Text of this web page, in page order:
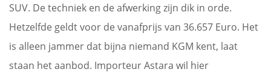
SUV. De techniek en de afwerking zijn dik in orde.
Hetzelfde geldt voor de vanafprijs van 36.657 Euro. Het
is alleen jammer dat bijna niemand KGM kent, laat
staan het aanbod. Importeur Astara wil hier